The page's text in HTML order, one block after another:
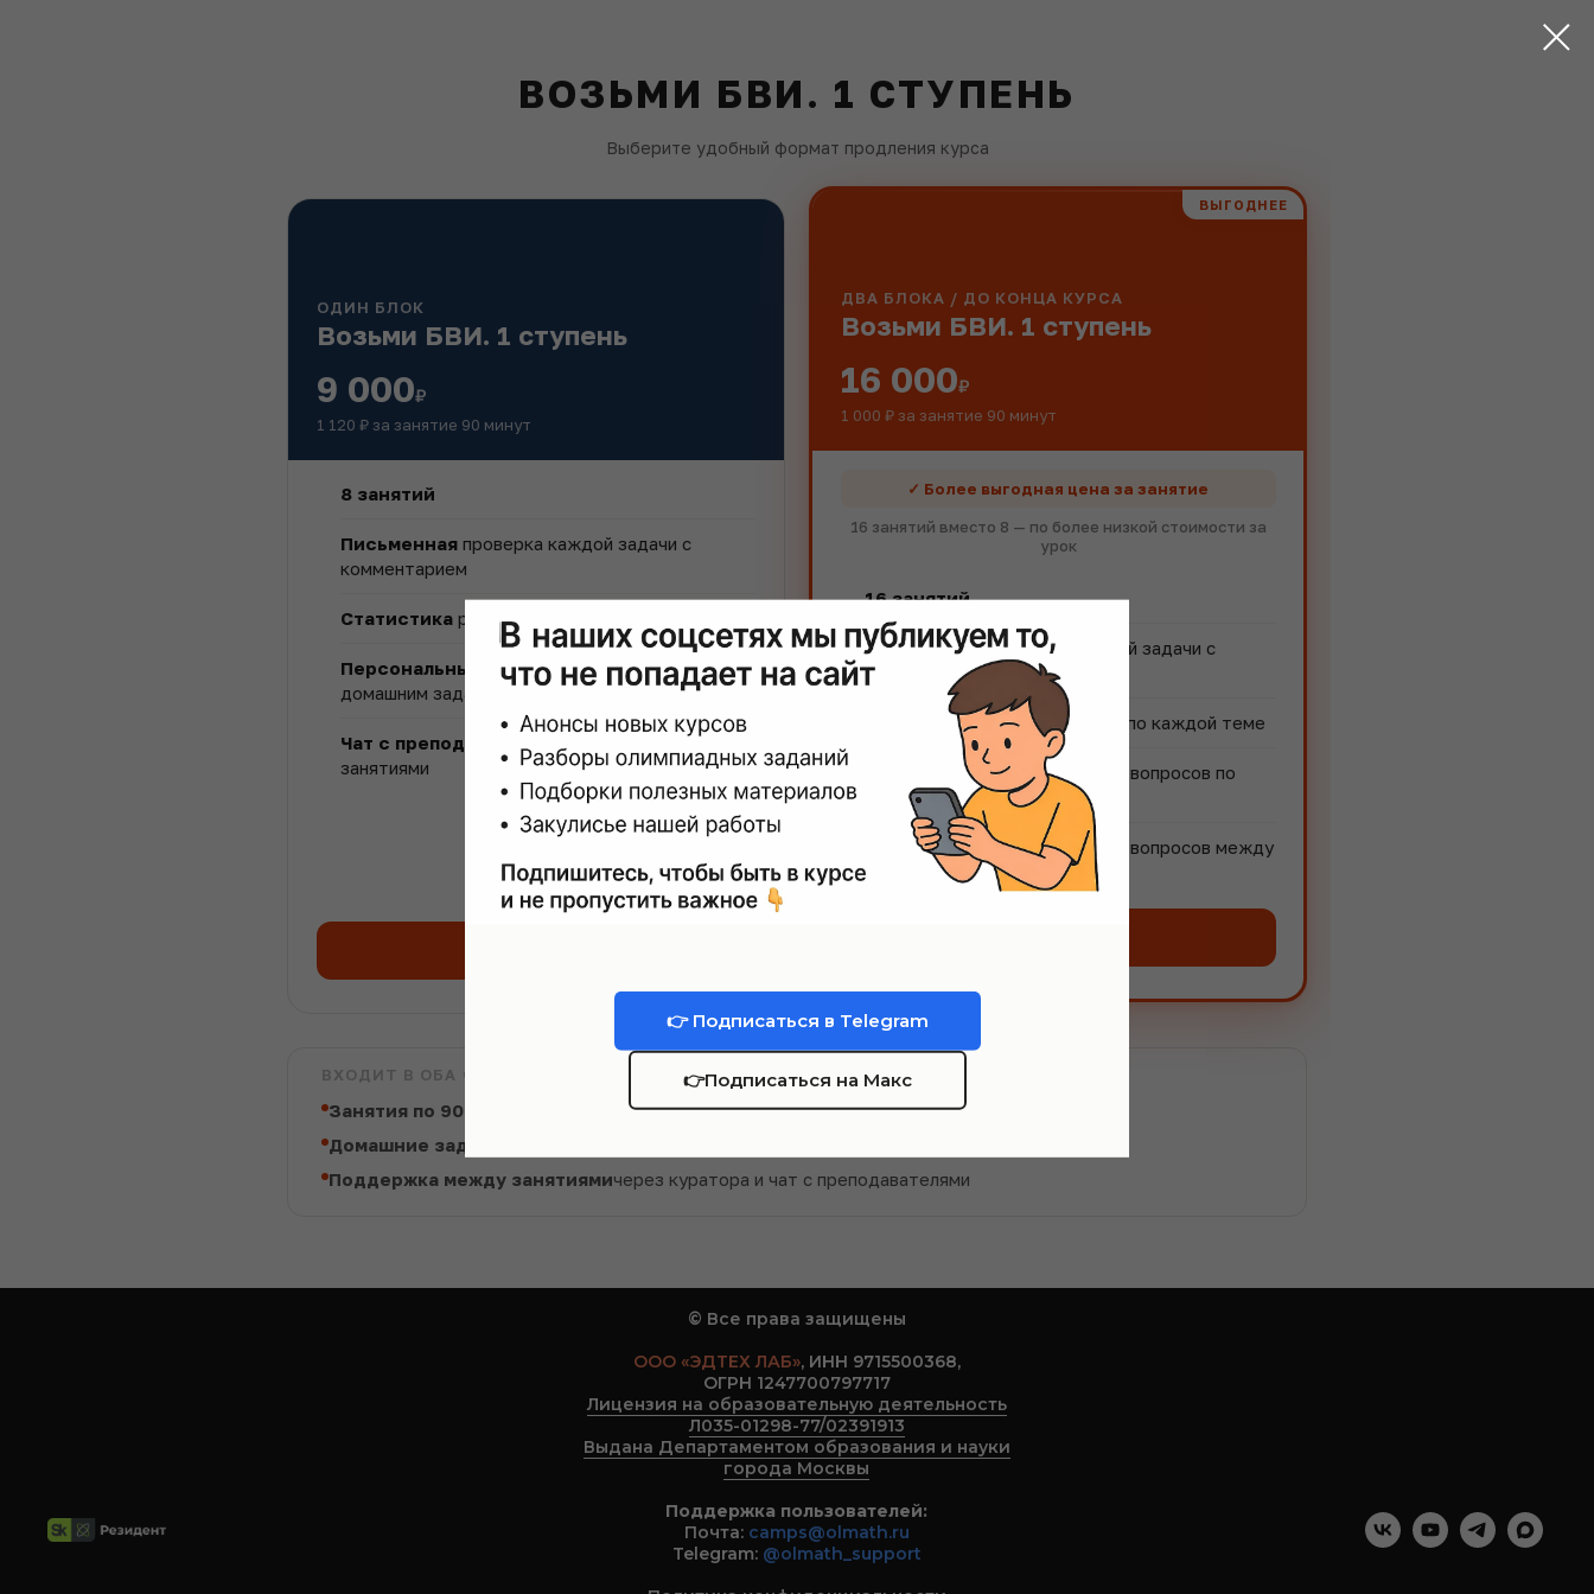
ВОЗЬМИ БВИ. 1 СТУПЕНЬ
Выберите удобный формат продления курса
ОДИН БЛОК
Возьми БВИ. 1 ступень
9 000₽
1 120 ₽ за занятие 90 минут
8 занятий
Письменная проверка каждой задачи с
комментарием
Статистика решённых задач по каждой теме
Персональный куратордля вопросов по
домашним заданиям
Чат с преподавателями
для вопросов между
занятиями
ВЫГОДНЕЕ
ДВА БЛОКА / ДО КОНЦА КУРСА
Возьми БВИ. 1 ступень
16 000₽
1 000 ₽ за занятие 90 минут
✓ Более выгодная цена за занятие
16 занятий вместо 8 — по более низкой стоимости за
урок
16 занятий
Письменнаяпроверка каждой задачи с
комментарием
Статистикарешённых задач по каждой теме
Персональный куратор
для вопросов по
домашним заданиям
Чат с преподавателямидля вопросов между
занятиями
ВХОДИТ В ОБА ФОРМАТА
Занятия по 90 минут
с фокусом на олимпиадную подготовку
Домашние задания с проверкой
Поддержка между занятиямичерез куратора и чат с преподавателями
👉 Подписаться в Telegram
👉Подписаться на Макс
© Все права защищены
ООО «ЭДТЕХ ЛАБ», ИНН 9715500368,
ОГРН 1247700797717
Лицензия на образовательную деятельность
Л035-01298-77/02391913
Выдана Департаментом образования и науки
города Москвы
Поддержка пользователей:
Почта: camps@olmath.ru
Telegram: @olmath_support